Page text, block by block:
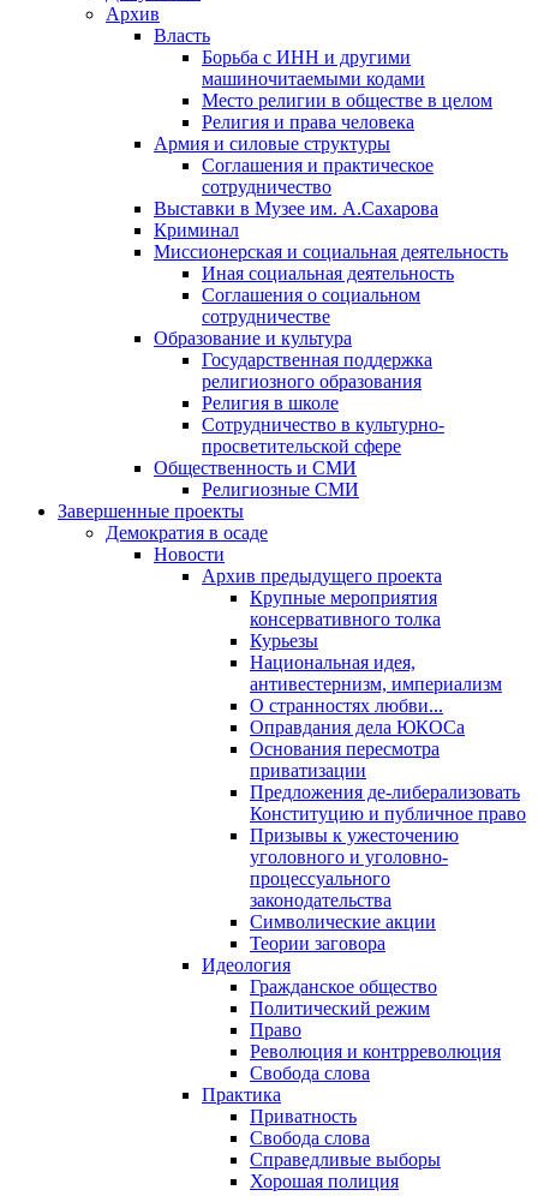
Архив
Власть
Борьба с ИНН и другими
машиночитаемыми кодами
Место религии в обществе в целом
Религия и права человека
Армия и силовые структуры
Соглашения и практическое
сотрудничество
Выставки в Музее им. А.Сахарова
Криминал
Миссионерская и социальная деятельность
Иная социальная деятельность
Соглашения о социальном
сотрудничестве
Образование и культура
Государственная поддержка
религиозного образования
Религия в школе
Сотрудничество в культурно-
просветительской сфере
Общественность и СМИ
Религиозные СМИ
Завершенные проекты
Демократия в осаде
Новости
Архив предыдущего проекта
Крупные мероприятия
консервативного толка
Курьезы
Национальная идея,
антивестернизм, империализм
О странностях любви...
Оправдания дела ЮКОСа
Основания пересмотра
приватизации
Предложения де-либерализовать
Конституцию и публичное право
Призывы к ужесточению
уголовного и уголовно-
процессуального
законодательства
Символические акции
Теории заговора
Идеология
Гражданское общество
Политический режим
Право
Революция и контрреволюция
Свобода слова
Практика
Приватность
Свобода слова
Справедливые выборы
Хорошая полиция